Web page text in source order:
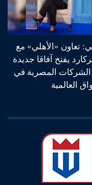
تعاون «الأهلي» مع
يفتح آفاقا جديدة
الشركات المصرية في
العالمية